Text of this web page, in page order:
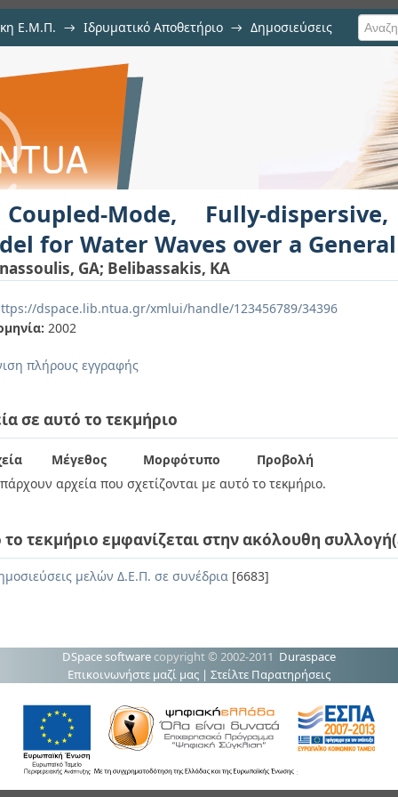
Ε.Μ.Π. → Ιδρυματικό Αποθετήριο → Δημοσιεύσεις
dispersive, Weakly-nonlinear
Mode, Fully-
for Water Waves over a
GA; Belibassakis, KA
dspace.lib.ntua.gr/xmlui/handle/123456789/34396
2002
πλήρους εγγραφής
σε αυτό το τεκμήριο
Μέγεθος Μορφότυπο
Προβολή
αρχεία που σχετίζονται με αυτό το τεκμήριο.
το τεκμήριο εμφανίζεται στην ακόλουθη
μελών Δ.Ε.Π. σε συνέδρια [6683]
DSpace software copyright © 2002-2011 Duraspace
Επικοινωνήστε μαζί μας | Στείλτε Παρατηρήσεις